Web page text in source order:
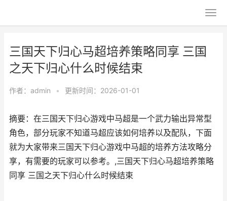
三国天下归心马超培养策略同享 三国
之天下归心什么时候结束
作者： admin • 更新时间：2026-01-01
摘要：在三国天下归心游戏中马超是一个武力输出异常型
角色，部分玩家不知道马超应该如何培养以及配队，下面
就为大家带来三国天下归心游戏中马超的培养方法攻略分
享，有需要的玩家可以参考。,三国天下归心马超培养策略
同享 三国之天下归心什么时候结束